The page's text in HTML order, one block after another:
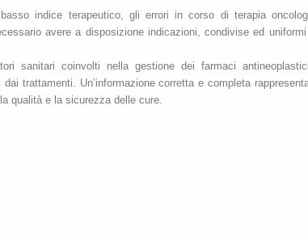
indice terapeutico, gli errori in corso di terapia
avere a disposizione indicazioni, condivise ed
sanitari coinvolti nella gestione dei farmaci
trattamenti. Un’informazione corretta e completa
qualità e la sicurezza delle cure.